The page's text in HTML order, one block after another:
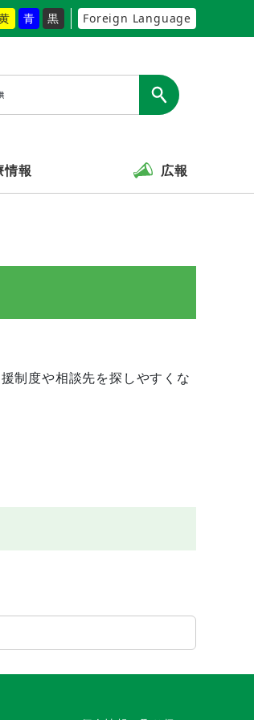
青 黒 Foreign Language
情報 広報
制度や相談先を探しやすくな